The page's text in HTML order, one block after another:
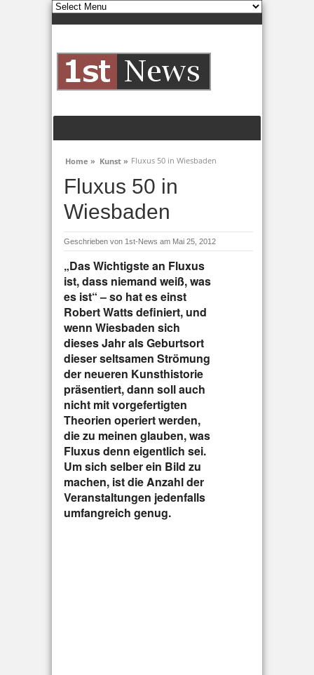
Home » Kunst » Fluxus 50 in Wiesbaden
Fluxus 50 in
Wiesbaden
Geschrieben von 1st-News am Mai 25, 2012
„Das Wichtigste an Fluxus
ist, dass niemand weiß, was
es ist“ – so hat es einst
Robert Watts definiert, und
wenn Wiesbaden sich
dieses Jahr als Geburtsort
dieser seltsamen Strömung
der neueren Kunsthistorie
präsentiert, dann soll auch
nicht mit vorgefertigten
Theorien operiert werden,
die zu meinen glauben, was
Fluxus denn eigentlich sei.
Um sich selber ein Bild zu
machen, ist die Anzahl der
Veranstaltungen jedenfalls
umfangreich genug.